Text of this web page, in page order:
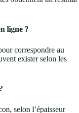
ligne ?
correspondre au
exister selon les
selon l’épaisseur